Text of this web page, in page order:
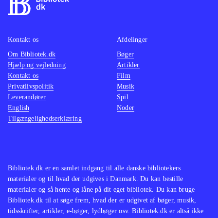
ikke spilbart men består kun af
mellemsekvenserne fra spillet.
og selve spillet er forbedret og med
mere indhold
Spilserien "Final Fantasy" er en af de
mest populære indenfor genren, i
både Vesten og Østen men ellers har
Sony efterhånden genudgivet flere af
de ældre PS2-klassikere i serien
and Daxter trilogy.
God opdatering af en spilklassiker
med mere indhold og flottere grafik,
stadig med småproblemer i spillet
Bibliotek.dk er en samlet indgang til alle danske bibliotekers
materialer og til hvad der udgives i Danmark. Du kan bestille
materialer og så hente og låne på dit eget bibliotek. Du kan bruge
Bibliotek.dk til at søge frem, hvad der er udgivet af bøger, musik,
tidsskrifter, artikler, e-bøger, lydbøger osv. Bibliotek.dk er altså ikke
Kontakt os
Om Bibliotek.dk
Hjælp og vejledning
Kontakt os
Privatlivspolitik
Leverandører
English
Tilgængelighedserklæring
Afdelinger
Bøger
Artikler
Film
Musik
Spil
Noder